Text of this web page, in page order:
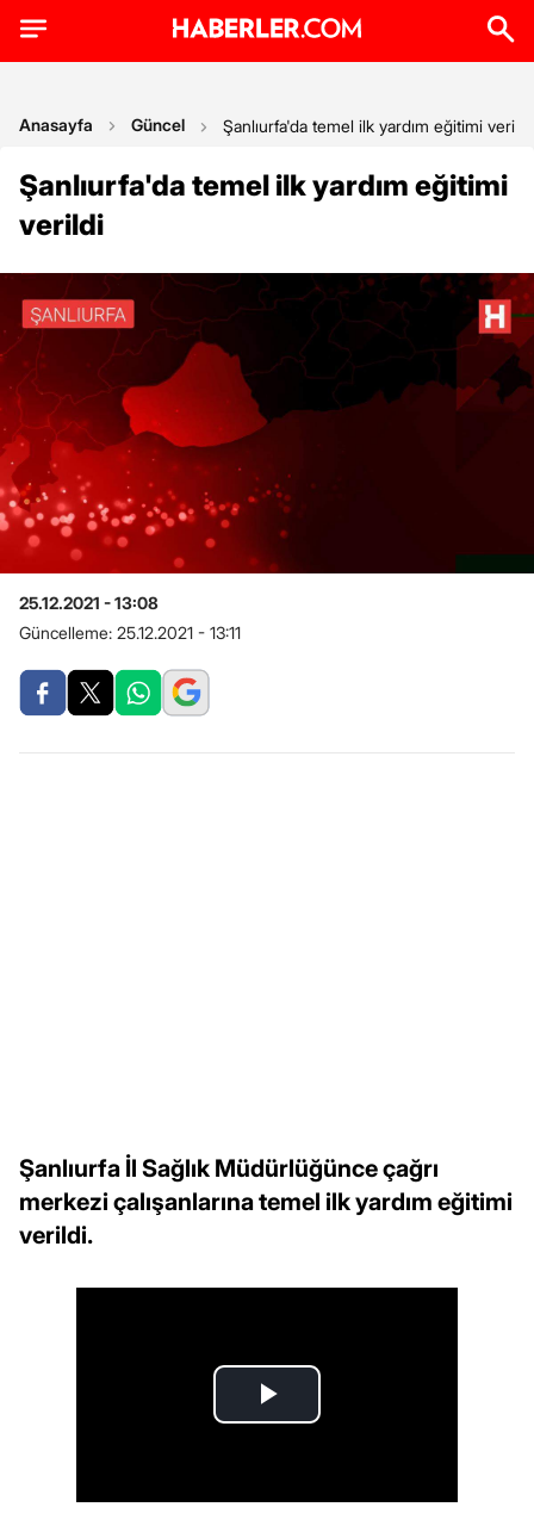
Anasayfa Güncel Şanlıurfa'da temel ilk yardım eğitimi verildi
Şanlıurfa'da temel ilk yardım eğitimi
verildi
25.12.2021 - 13:08
Güncelleme: 25.12.2021 - 13:11
Şanlıurfa İl Sağlık Müdürlüğünce çağrı
merkezi çalışanlarına temel ilk yardım eğitimi
verildi.